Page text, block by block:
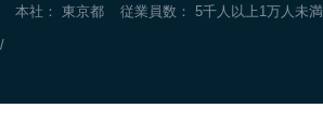
本社： 東京都 従業員数： 5千人以上1万人未満